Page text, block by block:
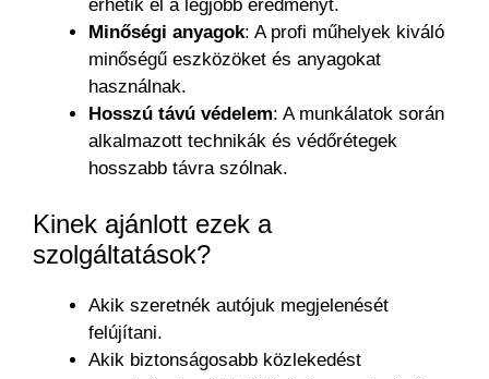
érhetik el a legjobb eredményt.
Minőségi anyagok: A profi műhelyek kiváló
minőségű eszközöket és anyagokat
használnak.
Hosszú távú védelem: A munkálatok során
alkalmazott technikák és védőrétegek
hosszabb távra szólnak.
Kinek ajánlott ezek a
szolgáltatások?
Akik szeretnék autójuk megjelenését
felújítani.
Akik biztonságosabb közlekedést